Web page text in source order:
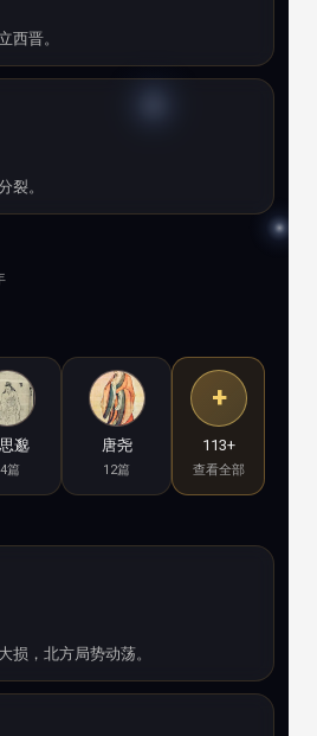
西晋。
裂。
邈
篇
唐尧
12篇
+
113+
查看全部
损，北方局势动荡。